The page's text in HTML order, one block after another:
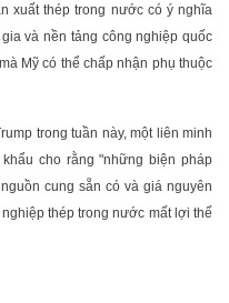
xuất thép trong nước có ý nghĩa
và nền tảng công nghiệp quốc
Mỹ có thể chấp nhận phụ thuộc
trong tuần này, một liên minh
cho rằng "những biện pháp
cung sẵn có và giá nguyên
thép trong nước mất lợi thế